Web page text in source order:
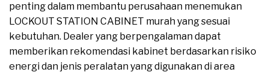
penting dalam membantu perusahaan menemukan
LOCKOUT STATION CABINET murah yang sesuai
kebutuhan. Dealer yang berpengalaman dapat
memberikan rekomendasi kabinet berdasarkan risiko
energi dan jenis peralatan yang digunakan di area